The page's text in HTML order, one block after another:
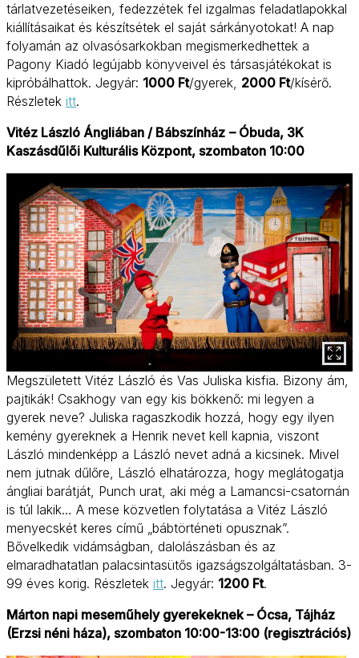
tárlatvezetéseiken, fedezzétek fel izgalmas feladatlapokkal
kiállításaikat és készítsétek el saját sárkányotokat! A nap
folyamán az olvasósarkokban megismerkedhettek a
Pagony Kiadó legújabb könyveivel és társasjátékokat is
kipróbálhattok. Jegyár: 1000 Ft/gyerek, 2000 Ft/kísérő.
Részletek itt.
Vitéz László Ángliában / Bábszínház – Óbuda, 3K
Kaszásdűlői Kulturális Központ, szombaton 10:00
Megszületett Vitéz László és Vas Juliska kisfia. Bizony ám,
pajtikák! Csakhogy van egy kis bökkenő: mi legyen a
gyerek neve? Juliska ragaszkodik hozzá, hogy egy ilyen
kemény gyereknek a Henrik nevet kell kapnia, viszont
László mindenképp a László nevet adná a kicsinek. Mivel
nem jutnak dűlőre, László elhatározza, hogy meglátogatja
ángliai barátját, Punch urat, aki még a Lamancsi-csatornán
is túl lakik… A mese közvetlen folytatása a Vitéz László
menyecskét keres című „bábtörténeti opusznak”.
Bővelkedik vidámságban, dalolászásban és az
elmaradhatatlan palacsintasütős igazságszolgáltatásban. 3-
99 éves korig. Részletek itt. Jegyár: 1200 Ft.
Márton napi meseműhely gyerekeknek – Ócsa, Tájház
(Erzsi néni háza), szombaton 10:00-13:00 (regisztrációs)